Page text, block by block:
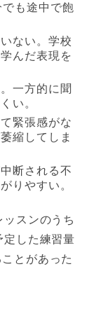
も途中で飽
ない。学校
んだ表現を
一方的に聞
い。
緊張感がな
縮してしま
断される不
りやすい。
スンのうち
定した練習量
とがあった